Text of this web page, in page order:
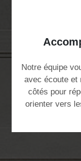
Notre équipe
avec écoute et
côtés pour
orienter vers